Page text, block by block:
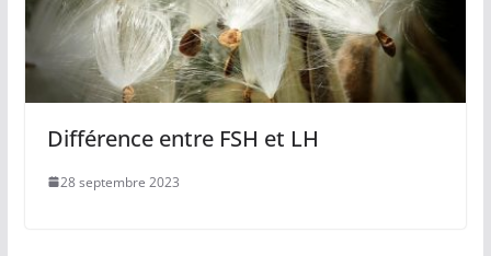
Différence entre FSH et LH
28 septembre 2023